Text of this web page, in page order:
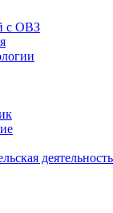
с ОВЗ
деятельность